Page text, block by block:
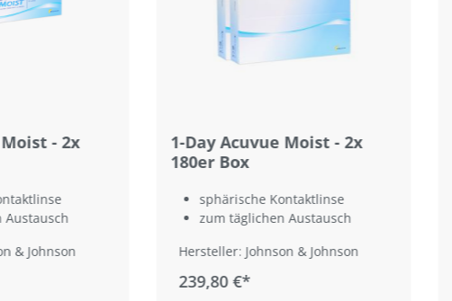
- 2x
Austausch
& Johnson
1-Day Acuvue Moist - 2x
180er Box
sphärische Kontaktlinse
zum täglichen Austausch
Hersteller: Johnson & Johnson
239,80 €*